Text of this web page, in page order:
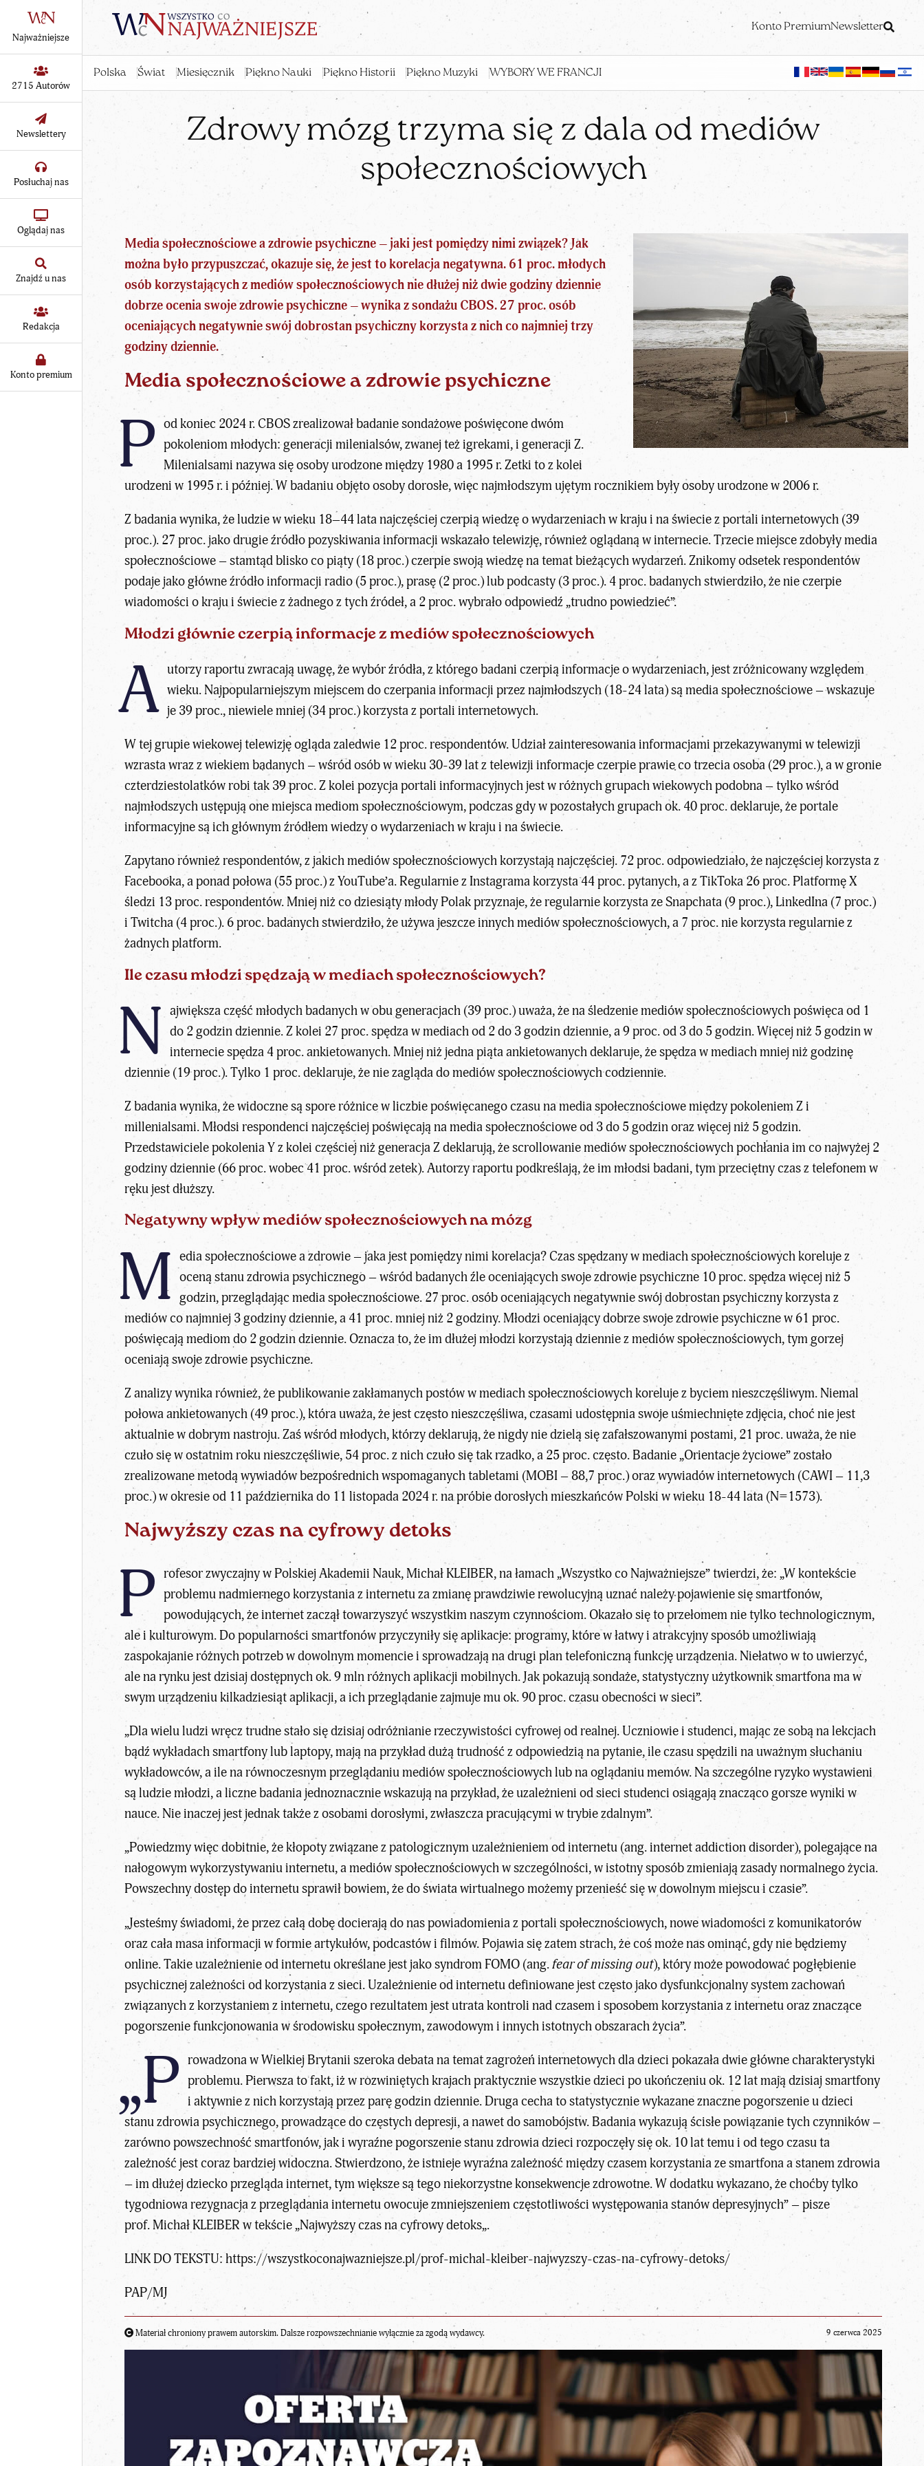
Konto PremiumNewsletter
Polska Świat Miesięcznik Piękno Nauki Piękno Historii Piękno Muzyki WYBORY WE FRANCJI
Najważniejsze
2715 Autorów
Newslettery
Posłuchaj nas
Oglądaj nas
Znajdź u nas
Redakcja
Konto premium
Zdrowy mózg trzyma się z dala od mediów
społecznościowych
Media społecznościowe a zdrowie psychiczne – jaki jest pomiędzy nimi związek? Jak
można było przypuszczać, okazuje się, że jest to korelacja negatywna. 61 proc. młodych
osób korzystających z mediów społecznościowych nie dłużej niż dwie godziny dziennie
dobrze ocenia swoje zdrowie psychiczne – wynika z sondażu CBOS. 27 proc. osób
oceniających negatywnie swój dobrostan psychiczny korzysta z nich co najmniej trzy
godziny dziennie.
Media społecznościowe a zdrowie psychiczne
P od koniec 2024 r. CBOS zrealizował badanie sondażowe poświęcone dwóm
pokoleniom młodych: generacji milenialsów, zwanej też igrekami, i generacji Z.
Milenialsami nazywa się osoby urodzone między 1980 a 1995 r. Zetki to z kolei
urodzeni w 1995 r. i później. W badaniu objęto osoby dorosłe, więc najmłodszym ujętym rocznikiem były osoby urodzone w 2006 r.
Z badania wynika, że ludzie w wieku 18–44 lata najczęściej czerpią wiedzę o wydarzeniach w kraju i na świecie z portali internetowych (39
proc.). 27 proc. jako drugie źródło pozyskiwania informacji wskazało telewizję, również oglądaną w internecie. Trzecie miejsce zdobyły media
społecznościowe – stamtąd blisko co piąty (18 proc.) czerpie swoją wiedzę na temat bieżących wydarzeń. Znikomy odsetek respondentów
podaje jako główne źródło informacji radio (5 proc.), prasę (2 proc.) lub podcasty (3 proc.). 4 proc. badanych stwierdziło, że nie czerpie
wiadomości o kraju i świecie z żadnego z tych źródeł, a 2 proc. wybrało odpowiedź „trudno powiedzieć”.
Młodzi głównie czerpią informacje z mediów społecznościowych
A utorzy raportu zwracają uwagę, że wybór źródła, z którego badani czerpią informacje o wydarzeniach, jest zróżnicowany względem
wieku. Najpopularniejszym miejscem do czerpania informacji przez najmłodszych (18-24 lata) są media społecznościowe – wskazuje
je 39 proc., niewiele mniej (34 proc.) korzysta z portali internetowych.
W tej grupie wiekowej telewizję ogląda zaledwie 12 proc. respondentów. Udział zainteresowania informacjami przekazywanymi w telewizji
wzrasta wraz z wiekiem badanych – wśród osób w wieku 30-39 lat z telewizji informacje czerpie prawie co trzecia osoba (29 proc.), a w gronie
czterdziestolatków robi tak 39 proc. Z kolei pozycja portali informacyjnych jest w różnych grupach wiekowych podobna – tylko wśród
najmłodszych ustępują one miejsca mediom społecznościowym, podczas gdy w pozostałych grupach ok. 40 proc. deklaruje, że portale
informacyjne są ich głównym źródłem wiedzy o wydarzeniach w kraju i na świecie.
Zapytano również respondentów, z jakich mediów społecznościowych korzystają najczęściej. 72 proc. odpowiedziało, że najczęściej korzysta z
Facebooka, a ponad połowa (55 proc.) z YouTube’a. Regularnie z Instagrama korzysta 44 proc. pytanych, a z TikToka 26 proc. Platformę X
śledzi 13 proc. respondentów. Mniej niż co dziesiąty młody Polak przyznaje, że regularnie korzysta ze Snapchata (9 proc.), LinkedIna (7 proc.)
i Twitcha (4 proc.). 6 proc. badanych stwierdziło, że używa jeszcze innych mediów społecznościowych, a 7 proc. nie korzysta regularnie z
żadnych platform.
Ile czasu młodzi spędzają w mediach społecznościowych?
N ajwiększa część młodych badanych w obu generacjach (39 proc.) uważa, że na śledzenie mediów społecznościowych poświęca od 1
do 2 godzin dziennie. Z kolei 27 proc. spędza w mediach od 2 do 3 godzin dziennie, a 9 proc. od 3 do 5 godzin. Więcej niż 5 godzin w
internecie spędza 4 proc. ankietowanych. Mniej niż jedna piąta ankietowanych deklaruje, że spędza w mediach mniej niż godzinę
dziennie (19 proc.). Tylko 1 proc. deklaruje, że nie zagląda do mediów społecznościowych codziennie.
Z badania wynika, że widoczne są spore różnice w liczbie poświęcanego czasu na media społecznościowe między pokoleniem Z i
millenialsami. Młodsi respondenci najczęściej poświęcają na media społecznościowe od 3 do 5 godzin oraz więcej niż 5 godzin.
Przedstawiciele pokolenia Y z kolei częściej niż generacja Z deklarują, że scrollowanie mediów społecznościowych pochłania im co najwyżej 2
godziny dziennie (66 proc. wobec 41 proc. wśród zetek). Autorzy raportu podkreślają, że im młodsi badani, tym przeciętny czas z telefonem w
ręku jest dłuższy.
Negatywny wpływ mediów społecznościowych na mózg
M edia społecznościowe a zdrowie – jaka jest pomiędzy nimi korelacja? Czas spędzany w mediach społecznościowych koreluje z
oceną stanu zdrowia psychicznego – wśród badanych źle oceniających swoje zdrowie psychiczne 10 proc. spędza więcej niż 5
godzin, przeglądając media społecznościowe. 27 proc. osób oceniających negatywnie swój dobrostan psychiczny korzysta z
mediów co najmniej 3 godziny dziennie, a 41 proc. mniej niż 2 godziny. Młodzi oceniający dobrze swoje zdrowie psychiczne w 61 proc.
poświęcają mediom do 2 godzin dziennie. Oznacza to, że im dłużej młodzi korzystają dziennie z mediów społecznościowych, tym gorzej
oceniają swoje zdrowie psychiczne.
Z analizy wynika również, że publikowanie zakłamanych postów w mediach społecznościowych koreluje z byciem nieszczęśliwym. Niemal
połowa ankietowanych (49 proc.), która uważa, że jest często nieszczęśliwa, czasami udostępnia swoje uśmiechnięte zdjęcia, choć nie jest
aktualnie w dobrym nastroju. Zaś wśród młodych, którzy deklarują, że nigdy nie dzielą się zafałszowanymi postami, 21 proc. uważa, że nie
czuło się w ostatnim roku nieszczęśliwie, 54 proc. z nich czuło się tak rzadko, a 25 proc. często. Badanie „Orientacje życiowe” zostało
zrealizowane metodą wywiadów bezpośrednich wspomaganych tabletami (MOBI – 88,7 proc.) oraz wywiadów internetowych (CAWI – 11,3
proc.) w okresie od 11 października do 11 listopada 2024 r. na próbie dorosłych mieszkańców Polski w wieku 18-44 lata (N=1573).
Najwyższy czas na cyfrowy detoks
P rofesor zwyczajny w Polskiej Akademii Nauk,Michał KLEIBER, na łamach„Wszystko co Najważniejsze”twierdzi, że: „W kontekście
problemu nadmiernego korzystania z internetu za zmianę prawdziwie rewolucyjną uznać należy pojawienie się smartfonów,
powodujących, że internet zaczął towarzyszyć wszystkimnaszym czynnościom. Okazało się to przełomem nie tylko technologicznym,
ale i kulturowym. Do popularności smartfonów przyczyniły się aplikacje: programy, które w łatwy i atrakcyjny sposób umożliwiają
zaspokajanie różnych potrzeb w dowolnym momencie i sprowadzają na drugi plan telefoniczną funkcję urządzenia. Niełatwo w to uwierzyć,
ale na rynku jest dzisiaj dostępnych ok. 9 mln różnych aplikacji mobilnych. Jak pokazują sondaże, statystyczny użytkownik smartfona ma w
swym urządzeniu kilkadziesiąt aplikacji, a ich przeglądanie zajmuje mu ok. 90 proc. czasu obecności w sieci”.
„Dla wielu ludzi wręcz trudne stało się dzisiaj odróżnianie rzeczywistości cyfrowej od realnej. Uczniowie i studenci, mając ze sobą na lekcjach
bądź wykładach smartfony lub laptopy, mają na przykład dużą trudność z odpowiedzią na pytanie, ile czasu spędzili na uważnym słuchaniu
wykładowców, a ile na równoczesnym przeglądaniu mediów społecznościowych lub na oglądaniu memów. Na szczególne ryzyko wystawieni
są ludzie młodzi, a liczne badania jednoznacznie wskazują na przykład, że uzależnieni od sieci studenci osiągają znacząco gorsze wyniki w
nauce. Nie inaczej jest jednak także z osobami dorosłymi, zwłaszcza pracującymi w trybie zdalnym”.
„Powiedzmy więc dobitnie, że kłopoty związane z patologicznym uzależnieniem od internetu (ang. internet addiction disorder), polegające na
nałogowym wykorzystywaniu internetu, a mediów społecznościowych w szczególności, w istotny sposób zmieniają zasady normalnego życia.
Powszechny dostęp do internetu sprawił bowiem, że do świata wirtualnego możemy przenieść się w dowolnym miejscu i czasie”.
„Jesteśmy świadomi, że przez całą dobę docierają do nas powiadomienia z portali społecznościowych, nowe wiadomości z komunikatorów
oraz cała masa informacji w formie artykułów, podcastów i filmów. Pojawia się zatem strach, że coś może nas ominąć, gdy nie będziemy
online. Takie uzależnienie od internetu określane jest jako syndrom FOMO (ang.fear of missing out), który może powodować pogłębienie
psychicznej zależności od korzystania z sieci. Uzależnienie od internetu definiowane jest często jako dysfunkcjonalny system zachowań
związanych z korzystaniem z internetu, czego rezultatem jest utrata kontroli nad czasem i sposobem korzystania z internetu oraz znaczące
pogorszenie funkcjonowania w środowisku społecznym, zawodowym i innych istotnych obszarach życia”.
„P rowadzona w Wielkiej Brytanii szeroka debata na temat zagrożeń internetowych dla dzieci pokazała dwie główne charakterystyki
problemu. Pierwsza to fakt, iż w rozwiniętych krajach praktycznie wszystkie dzieci po ukończeniu ok. 12 lat mają dzisiaj smartfony
i aktywnie z nich korzystają przez parę godzin dziennie. Druga cecha to statystycznie wykazane znaczne pogorszenie u dzieci
stanu zdrowia psychicznego, prowadzące do częstych depresji, a nawet do samobójstw. Badania wykazują ścisłe powiązanie tych czynników –
zarówno powszechność smartfonów, jak i wyraźne pogorszenie stanu zdrowia dzieci rozpoczęły się ok. 10 lat temu i od tego czasu ta
zależność jest coraz bardziej widoczna. Stwierdzono, że istnieje wyraźna zależność między czasem korzystania ze smartfona a stanem zdrowia
– im dłużej dziecko przegląda internet, tym większe są tego niekorzystne konsekwencje zdrowotne. W dodatku wykazano, że choćby tylko
tygodniowa rezygnacja z przeglądania internetu owocuje zmniejszeniem częstotliwości występowania stanów depresyjnych” – pisze
prof.Michał KLEIBER w tekście „Najwyższy czas na cyfrowy detoks„.
LINK DO TEKSTU:https://wszystkoconajwazniejsze.pl/prof-michal-kleiber-najwyzszy-czas-na-cyfrowy-detoks/
PAP/MJ
Materiał chroniony prawem autorskim. Dalsze rozpowszechnianie wyłącznie za zgodą wydawcy. 9 czerwca 2025